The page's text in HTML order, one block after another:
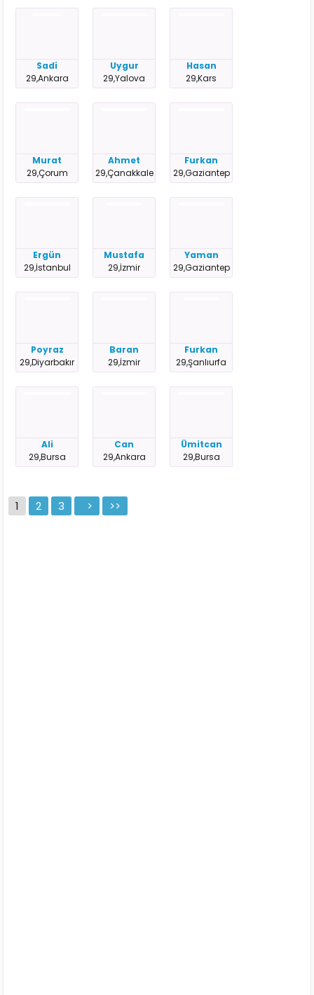
Sadi
29,Ankara
Uygur
29,Yalova
Hasan
29,Kars
Murat
29,Çorum
Ahmet
29,Çanakkale
Furkan
29,Gaziantep
Ergün
29,İstanbul
Mustafa
29,İzmir
Yaman
29,Gaziantep
Poyraz
29,Diyarbakır
Baran
29,İzmir
Furkan
29,Şanlıurfa
Ali
29,Bursa
Can
29,Ankara
Ümitcan
29,Bursa
1 2 3 > >>